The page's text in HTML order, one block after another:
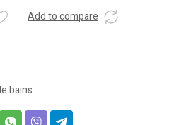
Add to compare
bains